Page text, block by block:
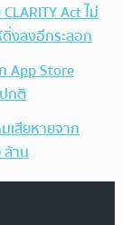
Act ไม่
งลงอีกระลอก
App Store
กติ
เสียหายจาก
ล้าน